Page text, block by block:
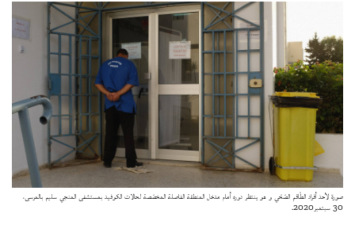
صورة لأحد أفراد الطّاقم الصّحّي و هو ينتظر دوره أمام مدخل المنطقة الفاصلة المخصّصة لحالات الكوفيد بمستشفى المنجي سليم بالمرسى،
30 سبتمبر2020.